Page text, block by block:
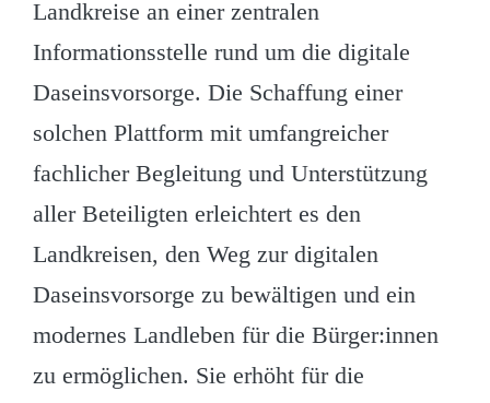
Landkreise an einer zentralen
Informationsstelle rund um die digitale
Daseinsvorsorge. Die Schaffung einer
solchen Plattform mit umfangreicher
fachlicher Begleitung und Unterstützung
aller Beteiligten erleichtert es den
Landkreisen, den Weg zur digitalen
Daseinsvorsorge zu bewältigen und ein
modernes Landleben für die Bürger:innen
zu ermöglichen. Sie erhöht für die